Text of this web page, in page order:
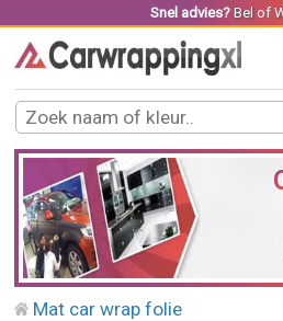
Snel advies? Belof
Mat car wrap folie